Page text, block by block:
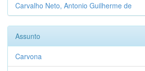
Carvalho Neto, Antonio Guilherme de
Assunto
Carvona